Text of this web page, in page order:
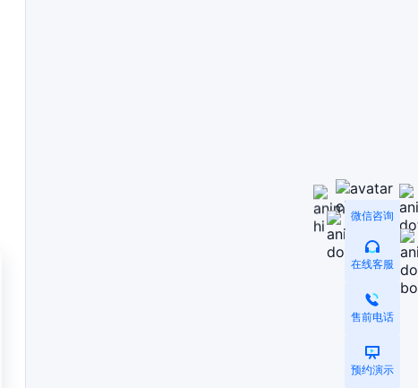
微信咨询
在线客服
售前电话
预约演示